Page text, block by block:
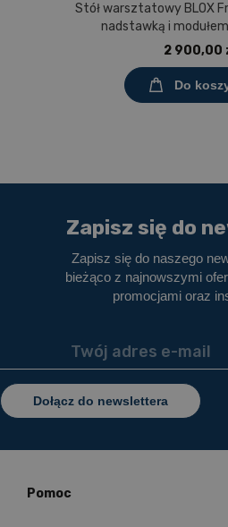
Stół warsztatowy BLOX
nadstawką i
Prostokąt 1200x600 mm,
2 900,00
Do
Zapisz się do
Zapisz się do naszego
bieżąco z najnowszymi
promocjami oraz
Dołącz do newslettera
Pomoc